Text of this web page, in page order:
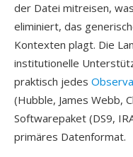
der Datei mitreisen,
eliminiert, das
Kontexten plagt. Die
institutionelle
praktisch jedes
(Hubble, James Webb,
Softwarepaket (DS9,
primäres Datenformat.